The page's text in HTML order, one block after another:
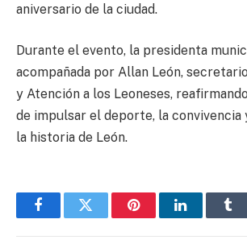
aniversario de la ciudad.
Durante el evento, la presidenta
acompañada por Allan León,
y Atención a los Leoneses,
de impulsar el deporte, la
la historia de León.
FacebookTwitter PinterestLinkedIn